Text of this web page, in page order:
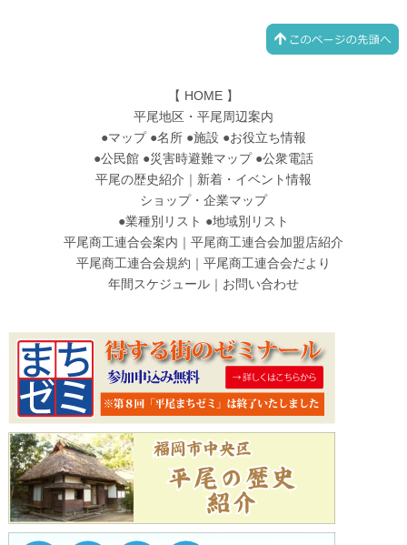
【 HOME】
平尾地区・平尾周辺案内
●マップ●名所●施設 ●お役立ち情報
●公民館●災害時避難マップ●公衆電話
平尾の歴史紹介 ｜ 新着・イベント情報
ショップ・企業マップ
●業種別リスト ●地域別リスト
平尾商工連合会案内 ｜ 平尾商工連合会加盟店紹介
平尾商工連合会規約 ｜ 平尾商工連合会だより
年間スケジュール｜ お問い合わせ